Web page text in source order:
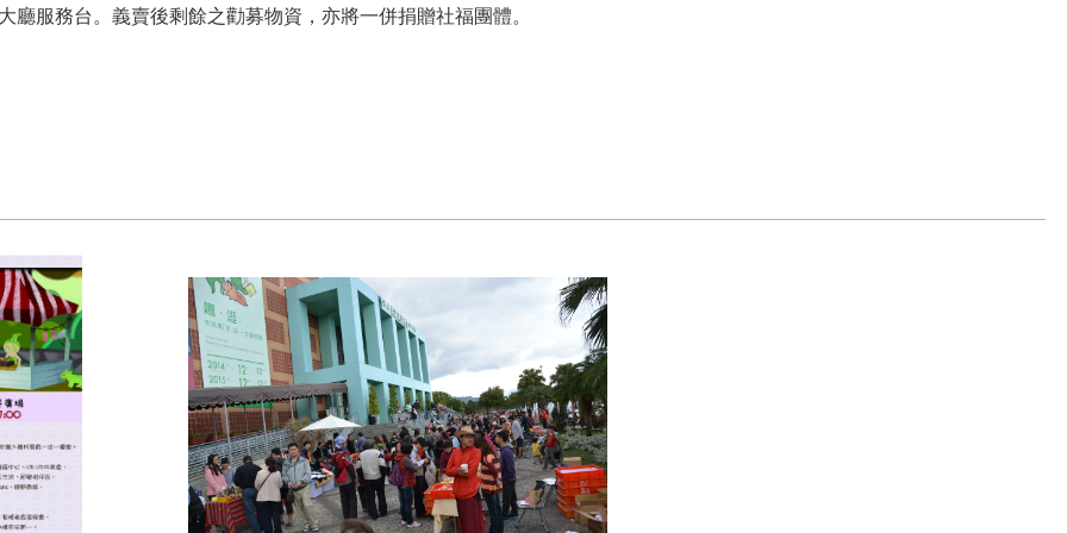
廳服務台。義賣後剩餘之勸募物資，亦將一併捐贈社福團體。